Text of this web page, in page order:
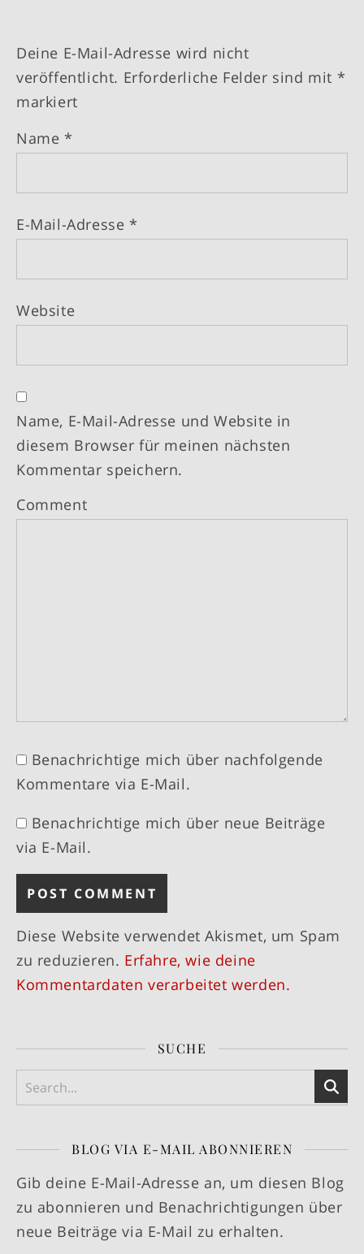
Deine E-Mail-Adresse wird nicht
veröffentlicht. Erforderliche Felder sind mit *
markiert
Name *
E-Mail-Adresse *
Website
Name, E-Mail-Adresse und Website in
diesem Browser für meinen nächsten
Kommentar speichern.
Comment
Benachrichtige mich über nachfolgende
Kommentare via E-Mail.
Benachrichtige mich über neue Beiträge
via E-Mail.
Diese Website verwendet Akismet, um Spam
zu reduzieren. Erfahre, wie deine
Kommentardaten verarbeitet werden.
SUCHE
BLOG VIA E-MAIL ABONNIEREN
Gib deine E-Mail-Adresse an, um diesen Blog
zu abonnieren und Benachrichtigungen über
neue Beiträge via E-Mail zu erhalten.